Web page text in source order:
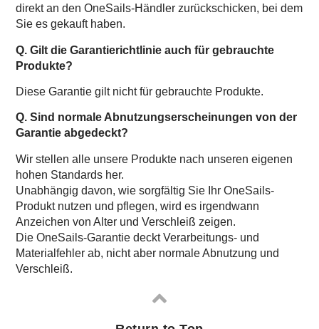
direkt an den OneSails-Händler zurückschicken, bei dem
Sie es gekauft haben.
Q. Gilt die Garantierichtlinie auch für gebrauchte
Produkte?
Diese Garantie gilt nicht für gebrauchte Produkte.
Q. Sind normale Abnutzungserscheinungen von der
Garantie abgedeckt?
Wir stellen alle unsere Produkte nach unseren eigenen
hohen Standards her.
Unabhängig davon, wie sorgfältig Sie Ihr OneSails-
Produkt nutzen und pflegen, wird es irgendwann
Anzeichen von Alter und Verschleiß zeigen.
Die OneSails-Garantie deckt Verarbeitungs- und
Materialfehler ab, nicht aber normale Abnutzung und
Verschleiß.